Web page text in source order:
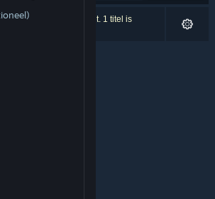
Steam-app
met je zoekopdracht. 1 titel is
je voorkeuren.